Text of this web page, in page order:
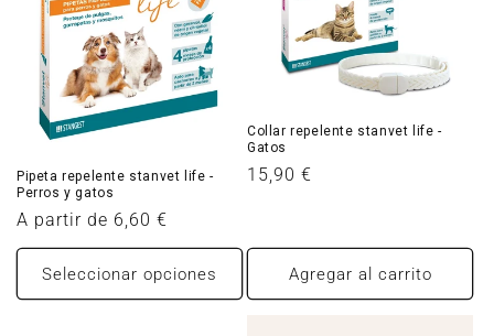
Pipeta repelente stanvet life -
Perros y gatos
Precio
habitual
A partir de 6,60 €
Seleccionar opciones
Collar repelente stanvet life -
Gatos
Precio
15,90 €
Agregar al carrito